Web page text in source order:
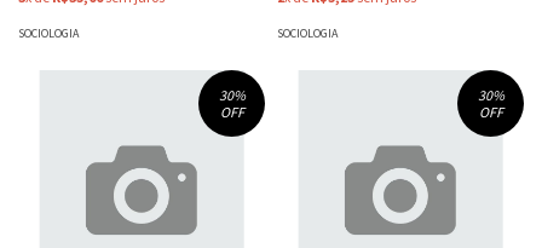
SOCIOLOGIA SOCIOLOGIA
30%
OFF
30%
OFF